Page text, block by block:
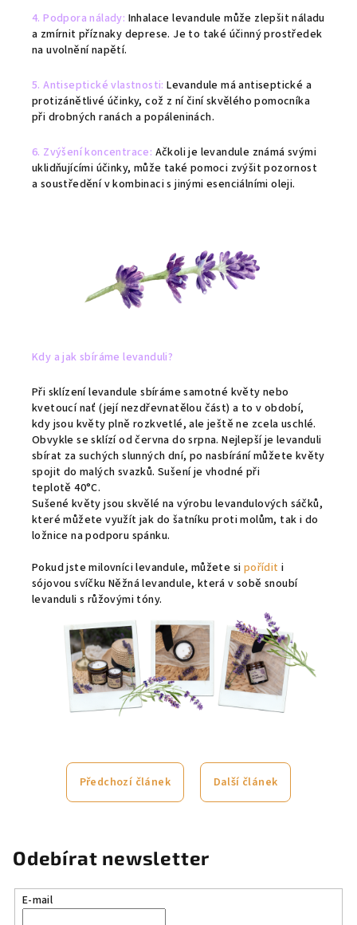
4. Podpora nálady: Inhalace levandule může zlepšit náladu
a zmírnit příznaky deprese. Je to také účinný prostředek
na uvolnění napětí.
5. Antiseptické vlastnosti: Levandule má antiseptické a
protizánětlivé účinky, což z ní činí skvělého pomocníka
při drobných ranách a popáleninách.
6. Zvýšení koncentrace: Ačkoli je levandule známá svými
uklidňujícími účinky, může také pomoci zvýšit pozornost
a soustředění v kombinaci s jinými esenciálními oleji.
Kdy a jak sbíráme levanduli?
Při sklízení levandule sbíráme samotné květy nebo
kvetoucí nať (její nezdřevnatělou část) a to v období,
kdy jsou květy plně rozkvetlé, ale ještě ne zcela uschlé.
Obvykle se sklízí od června do srpna. Nejlepší je levanduli
sbírat za suchých slunných dní, po nasbírání můžete květy
spojit do malých svazků. Sušení je vhodné při
teplotě40°C.
Sušené květy jsou skvělé na výrobu levandulových sáčků,
které můžete využít jak do šatníku proti molům, tak i do
ložnice na podporu spánku.
Pokud jste milovníci levandule, můžete si pořídit i
sójovou svíčku Něžná levandule, která v sobě snoubí
levanduli s růžovými tóny.
Předchozí článek Další článek
Odebírat newsletter
E-mail